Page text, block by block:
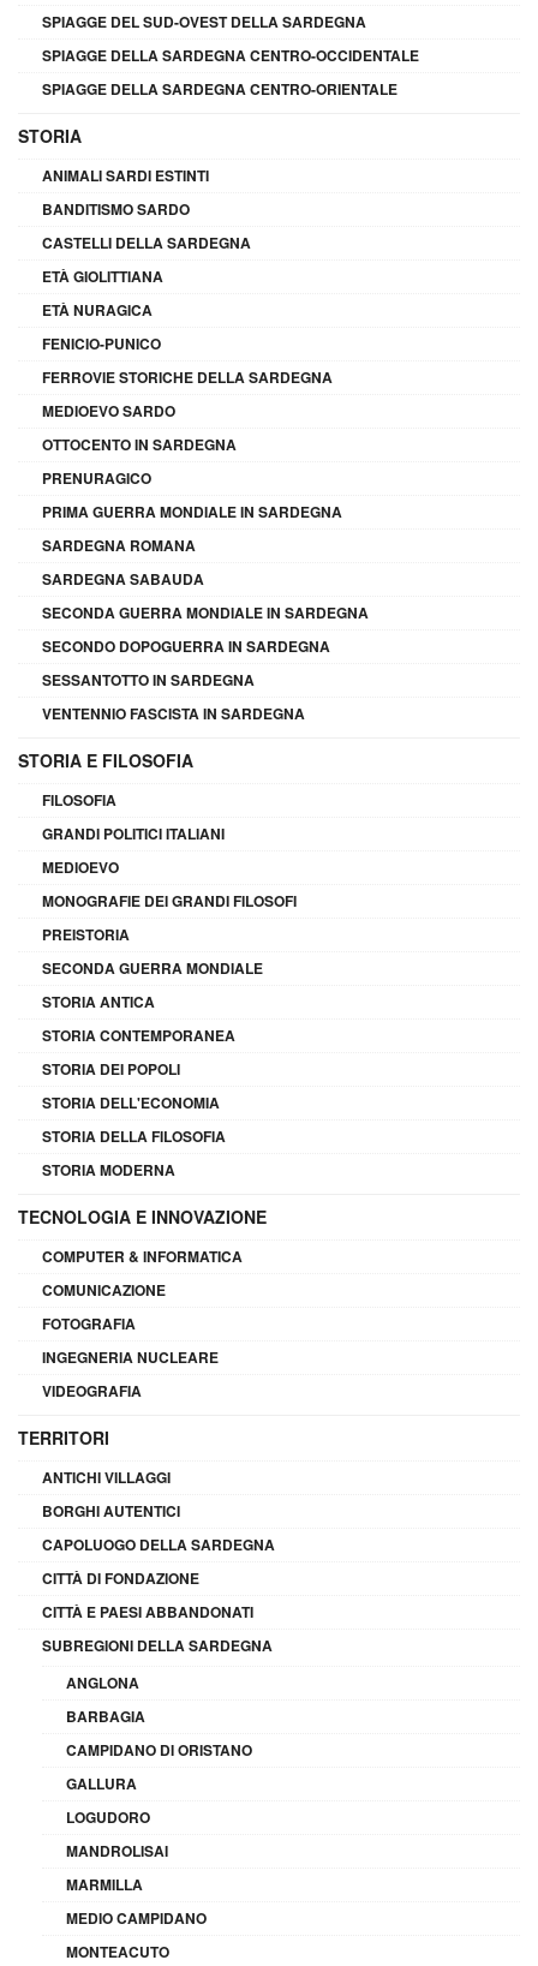
SPIAGGE DEL SUD-OVEST DELLA SARDEGNA
SPIAGGE DELLA SARDEGNA CENTRO-OCCIDENTALE
SPIAGGE DELLA SARDEGNA CENTRO-ORIENTALE
STORIA
ANIMALI SARDI ESTINTI
BANDITISMO SARDO
CASTELLI DELLA SARDEGNA
ETÀ GIOLITTIANA
ETÀ NURAGICA
FENICIO-PUNICO
FERROVIE STORICHE DELLA SARDEGNA
MEDIOEVO SARDO
OTTOCENTO IN SARDEGNA
PRENURAGICO
PRIMA GUERRA MONDIALE IN SARDEGNA
SARDEGNA ROMANA
SARDEGNA SABAUDA
SECONDA GUERRA MONDIALE IN SARDEGNA
SECONDO DOPOGUERRA IN SARDEGNA
SESSANTOTTO IN SARDEGNA
VENTENNIO FASCISTA IN SARDEGNA
STORIA E FILOSOFIA
FILOSOFIA
GRANDI POLITICI ITALIANI
MEDIOEVO
MONOGRAFIE DEI GRANDI FILOSOFI
PREISTORIA
SECONDA GUERRA MONDIALE
STORIA ANTICA
STORIA CONTEMPORANEA
STORIA DEI POPOLI
STORIA DELL'ECONOMIA
STORIA DELLA FILOSOFIA
STORIA MODERNA
TECNOLOGIA E INNOVAZIONE
COMPUTER & INFORMATICA
COMUNICAZIONE
FOTOGRAFIA
INGEGNERIA NUCLEARE
VIDEOGRAFIA
TERRITORI
ANTICHI VILLAGGI
BORGHI AUTENTICI
CAPOLUOGO DELLA SARDEGNA
CITTÀ DI FONDAZIONE
CITTÀ E PAESI ABBANDONATI
SUBREGIONI DELLA SARDEGNA
ANGLONA
BARBAGIA
CAMPIDANO DI ORISTANO
GALLURA
LOGUDORO
MANDROLISAI
MARMILLA
MEDIO CAMPIDANO
MONTEACUTO